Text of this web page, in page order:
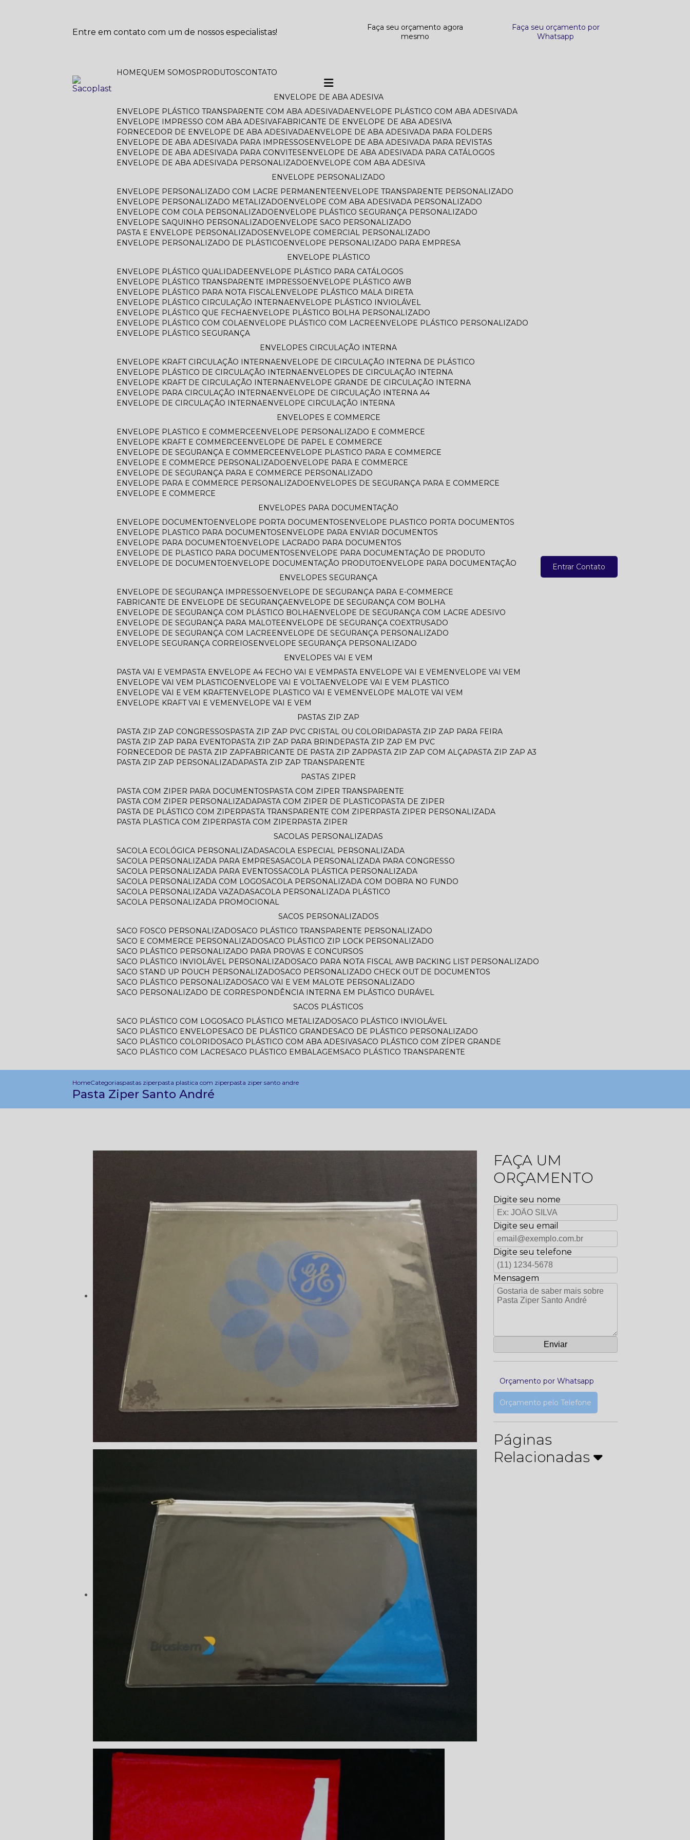
Entre em contato com um de nossos especialistas!
Faça seu orçamento agora
mesmo
Faça seu orçamento por
Whatsapp
HOME QUEM SOMOS PRODUTOS CONTATO
ENVELOPE DE ABA ADESIVA
ENVELOPE PLÁSTICO TRANSPARENTE COM ABA ADESIVADA
ENVELOPE PLÁSTICO COM ABA ADESIVADA
ENVELOPE IMPRESSO COM ABA ADESIVA FABRICANTE DE ENVELOPE DE ABA ADESIVA
FORNECEDOR DE ENVELOPE DE ABA ADESIVADA
ENVELOPE DE ABA ADESIVADA PARA FOLDERS
ENVELOPE DE ABA ADESIVADA PARA IMPRESSOS
ENVELOPE DE ABA ADESIVADA PARA REVISTAS
ENVELOPE DE ABA ADESIVADA PARA CONVITES
ENVELOPE DE ABA ADESIVADA PARA CATÁLOGOS
ENVELOPE DE ABA ADESIVADA PERSONALIZADO
ENVELOPE COM ABA ADESIVA
ENVELOPE PERSONALIZADO
ENVELOPE PERSONALIZADO COM LACRE PERMANENTE
ENVELOPE TRANSPARENTE PERSONALIZADO
ENVELOPE PERSONALIZADO METALIZADO
ENVELOPE COM ABA ADESIVADA PERSONALIZADO
ENVELOPE COM COLA PERSONALIZADO
ENVELOPE PLÁSTICO SEGURANÇA PERSONALIZADO
ENVELOPE SAQUINHO PERSONALIZADO
ENVELOPE SACO PERSONALIZADO
PASTA E ENVELOPE PERSONALIZADOS
ENVELOPE COMERCIAL PERSONALIZADO
ENVELOPE PERSONALIZADO DE PLÁSTICO
ENVELOPE PERSONALIZADO PARA EMPRESA
ENVELOPE PLÁSTICO
ENVELOPE PLÁSTICO QUALIDADE
ENVELOPE PLÁSTICO PARA CATÁLOGOS
ENVELOPE PLÁSTICO TRANSPARENTE IMPRESSO
ENVELOPE PLÁSTICO AWB
ENVELOPE PLÁSTICO PARA NOTA FISCAL
ENVELOPE PLÁSTICO MALA DIRETA
ENVELOPE PLÁSTICO CIRCULAÇÃO INTERNA
ENVELOPE PLÁSTICO INVIOLÁVEL
ENVELOPE PLÁSTICO QUE FECHA
ENVELOPE PLÁSTICO BOLHA PERSONALIZADO
ENVELOPE PLÁSTICO COM COLA
ENVELOPE PLÁSTICO COM LACRE
ENVELOPE PLÁSTICO PERSONALIZADO
ENVELOPE PLÁSTICO SEGURANÇA
ENVELOPES CIRCULAÇÃO INTERNA
ENVELOPE KRAFT CIRCULAÇÃO INTERNA
ENVELOPE DE CIRCULAÇÃO INTERNA DE PLÁSTICO
ENVELOPE PLÁSTICO DE CIRCULAÇÃO INTERNA
ENVELOPES DE CIRCULAÇÃO INTERNA
ENVELOPE KRAFT DE CIRCULAÇÃO INTERNA
ENVELOPE GRANDE DE CIRCULAÇÃO INTERNA
ENVELOPE PARA CIRCULAÇÃO INTERNA
ENVELOPE DE CIRCULAÇÃO INTERNA A4
ENVELOPE DE CIRCULAÇÃO INTERNA
ENVELOPE CIRCULAÇÃO INTERNA
ENVELOPES E COMMERCE
ENVELOPE PLASTICO E COMMERCE
ENVELOPE PERSONALIZADO E COMMERCE
ENVELOPE KRAFT E COMMERCE
ENVELOPE DE PAPEL E COMMERCE
ENVELOPE DE SEGURANÇA E COMMERCE
ENVELOPE PLASTICO PARA E COMMERCE
ENVELOPE E COMMERCE PERSONALIZADO
ENVELOPE PARA E COMMERCE
ENVELOPE DE SEGURANÇA PARA E COMMERCE PERSONALIZADO
ENVELOPE PARA E COMMERCE PERSONALIZADO
ENVELOPES DE SEGURANÇA PARA E COMMERCE
ENVELOPE E COMMERCE
ENVELOPES PARA DOCUMENTAÇÃO
ENVELOPE DOCUMENTO
ENVELOPE PORTA DOCUMENTOS
ENVELOPE PLASTICO PORTA DOCUMENTOS
ENVELOPE PLASTICO PARA DOCUMENTOS
ENVELOPE PARA ENVIAR DOCUMENTOS
ENVELOPE PARA DOCUMENTO
ENVELOPE LACRADO PARA DOCUMENTOS
ENVELOPE DE PLASTICO PARA DOCUMENTOS
ENVELOPE PARA DOCUMENTAÇÃO DE PRODUTO
ENVELOPE DE DOCUMENTO
ENVELOPE DOCUMENTAÇÃO PRODUTO
ENVELOPE PARA DOCUMENTAÇÃO
ENVELOPES SEGURANÇA
ENVELOPE DE SEGURANÇA IMPRESSO
ENVELOPE DE SEGURANÇA PARA E-COMMERCE
FABRICANTE DE ENVELOPE DE SEGURANÇA
ENVELOPE DE SEGURANÇA COM BOLHA
ENVELOPE DE SEGURANÇA COM PLÁSTICO BOLHA
ENVELOPE DE SEGURANÇA COM LACRE ADESIVO
ENVELOPE DE SEGURANÇA PARA MALOTE
ENVELOPE DE SEGURANÇA COEXTRUSADO
ENVELOPE DE SEGURANÇA COM LACRE
ENVELOPE DE SEGURANÇA PERSONALIZADO
ENVELOPE SEGURANÇA CORREIOS
ENVELOPE SEGURANÇA PERSONALIZADO
ENVELOPES VAI E VEM
PASTA VAI E VEM
PASTA ENVELOPE A4 FECHO VAI E VEM PASTA ENVELOPE VAI E VEM
ENVELOPE VAI VEM
ENVELOPE VAI VEM PLASTICO
ENVELOPE VAI E VOLTA
ENVELOPE VAI E VEM PLASTICO
ENVELOPE VAI E VEM KRAFT
ENVELOPE PLASTICO VAI E VEM
ENVELOPE MALOTE VAI VEM
ENVELOPE KRAFT VAI E VEM
ENVELOPE VAI E VEM
PASTAS ZIP ZAP
PASTA ZIP ZAP CONGRESSOS PASTA ZIP ZAP PVC CRISTAL OU COLORIDA PASTA ZIP ZAP PARA FEIRA
PASTA ZIP ZAP PARA EVENTO PASTA ZIP ZAP PARA BRINDE PASTA ZIP ZAP EM PVC
FORNECEDOR DE PASTA ZIP ZAP FABRICANTE DE PASTA ZIP ZAP PASTA ZIP ZAP COM ALÇA PASTA ZIP ZAP A3
PASTA ZIP ZAP PERSONALIZADA PASTA ZIP ZAP TRANSPARENTE
PASTAS ZIPER
PASTA COM ZIPER PARA DOCUMENTOS PASTA COM ZIPER TRANSPARENTE
PASTA COM ZIPER PERSONALIZADA PASTA COM ZIPER DE PLASTICO PASTA DE ZIPER
PASTA DE PLÁSTICO COM ZIPER PASTA TRANSPARENTE COM ZIPER PASTA ZIPER PERSONALIZADA
PASTA PLASTICA COM ZIPER PASTA COM ZIPER PASTA ZIPER
SACOLAS PERSONALIZADAS
SACOLA ECOLÓGICA PERSONALIZADA SACOLA ESPECIAL PERSONALIZADA
SACOLA PERSONALIZADA PARA EMPRESA SACOLA PERSONALIZADA PARA CONGRESSO
SACOLA PERSONALIZADA PARA EVENTOS SACOLA PLÁSTICA PERSONALIZADA
SACOLA PERSONALIZADA COM LOGO SACOLA PERSONALIZADA COM DOBRA NO FUNDO
SACOLA PERSONALIZADA VAZADA SACOLA PERSONALIZADA PLÁSTICO
SACOLA PERSONALIZADA PROMOCIONAL
SACOS PERSONALIZADOS
SACO FOSCO PERSONALIZADO SACO PLÁSTICO TRANSPARENTE PERSONALIZADO
SACO E COMMERCE PERSONALIZADO SACO PLÁSTICO ZIP LOCK PERSONALIZADO
SACO PLÁSTICO PERSONALIZADO PARA PROVAS E CONCURSOS
SACO PLÁSTICO INVIOLÁVEL PERSONALIZADO SACO PARA NOTA FISCAL AWB PACKING LIST PERSONALIZADO
SACO STAND UP POUCH PERSONALIZADO SACO PERSONALIZADO CHECK OUT DE DOCUMENTOS
SACO PLÁSTICO PERSONALIZADO SACO VAI E VEM MALOTE PERSONALIZADO
SACO PERSONALIZADO DE CORRESPONDÊNCIA INTERNA EM PLÁSTICO DURÁVEL
SACOS PLÁSTICOS
SACO PLÁSTICO COM LOGO SACO PLÁSTICO METALIZADO SACO PLÁSTICO INVIOLÁVEL
SACO PLÁSTICO ENVELOPE SACO DE PLÁSTICO GRANDE SACO DE PLÁSTICO PERSONALIZADO
SACO PLÁSTICO COLORIDO SACO PLÁSTICO COM ABA ADESIVA SACO PLÁSTICO COM ZÍPER GRANDE
SACO PLÁSTICO COM LACRE SACO PLÁSTICO EMBALAGEM SACO PLÁSTICO TRANSPARENTE
Entrar Contato
HomeCategoriaspastas ziperpasta plastica com ziperpasta ziper santo andre
Pasta Ziper Santo André
FAÇA UM
ORÇAMENTO
Digite seu nome
Digite seu email
Digite seu telefone
Mensagem
Orçamento por Whatsapp
Orçamento pelo Telefone
Páginas
Relacionadas